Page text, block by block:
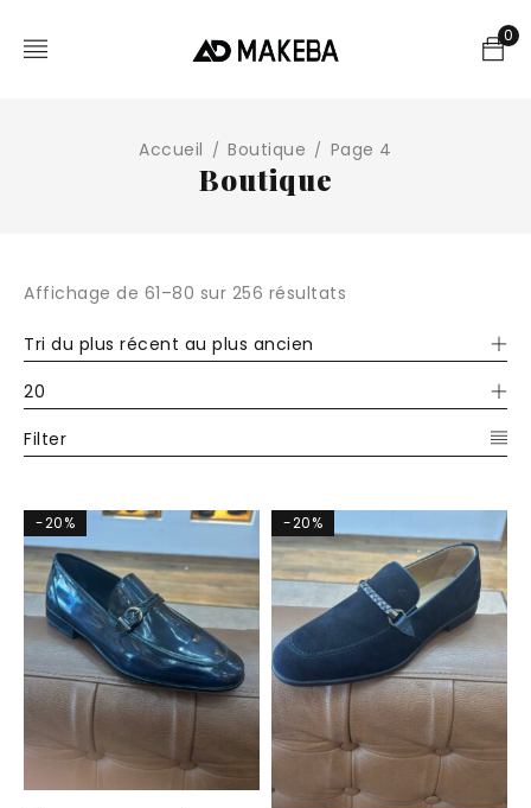
0
Accueil / Boutique / Page 4
Boutique
Filter
Affichage de 61–80 sur 256 résultats
Tri du plus récent au plus ancien
20
-20% -20%